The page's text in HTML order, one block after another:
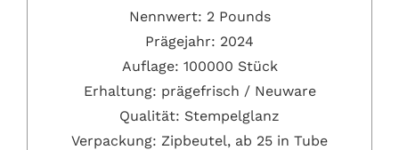
Nennwert: 2 Pounds
Prägejahr: 2024
Auflage: 100000 Stück
Erhaltung: prägefrisch / Neuware
Qualität: Stempelglanz
Verpackung: Zipbeutel, ab 25 in Tube